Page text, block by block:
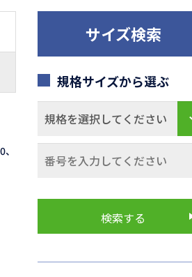
サイズ検索
規格サイズから選ぶ